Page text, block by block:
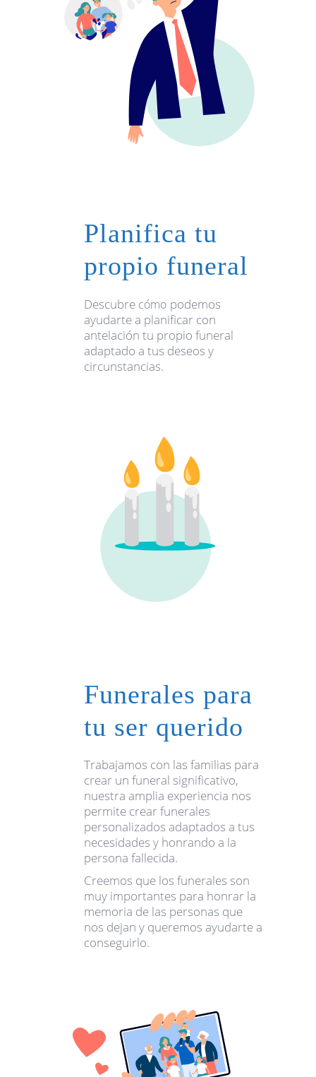
Planifica tu
propio funeral
Descubre cómo podemos
ayudarte a planificar con
antelación tu propio funeral
adaptado a tus deseos y
circunstancias.
Funerales para
tu ser querido
Trabajamos con las familias para
crear un funeral significativo,
nuestra amplia experiencia nos
permite crear funerales
personalizados adaptados a tus
necesidades y honrando a la
persona fallecida.
Creemos que los funerales son
muy importantes para honrar la
memoria de las personas que
nos dejan y queremos ayudarte a
conseguirlo.